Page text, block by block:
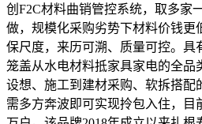
创F2C材料曲销管控系统，取多家
做，规模化采购劣势下材料价钱更
保尺度，来历可溯、质量可控。具
笼盖从水电材料抵家具家电的全品
设想、施工到建材采购、软拆搭配
需多方奔波即可实现拎包入住，目